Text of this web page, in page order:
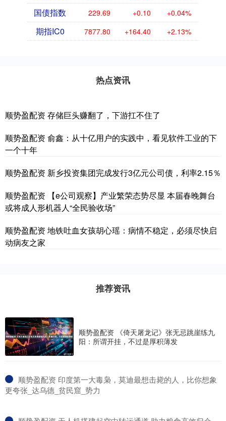
国债指数 229.69 +0.10 +0.04%
期指IC0 7877.80 +164.40 +2.13%
热点资讯
顺势盈配资 存储巨头赚翻了，下游扛不住了
顺势盈配资 俞鑫：从十亿用户的实践中，看见软件工业的下
一个十年
顺势盈配资 新乡投资集团完成发行3亿元公司债，利率2.15％
顺势盈配资 【e公司观察】产业繁荣态势尽显 本届春晚舞台
或将成人形机器人“全民验收场”
顺势盈配资 地铁吐血女孩胡心瑶：病情不稳定，必须尽快启
动病友之家
推荐资讯
顺势盈配资 《倚天屠龙记》张无忌跳崖练九
阳：所谓开挂，不过是厚积薄发
​顺势盈配资 印度第一大毒枭，莫迪最想击毙的人，比你想象
更夸张_达乌德_贫民窟_势力